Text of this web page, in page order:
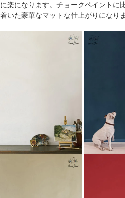
に楽になります。チョークペイントに
着いた豪華なマットな仕上がりになりま